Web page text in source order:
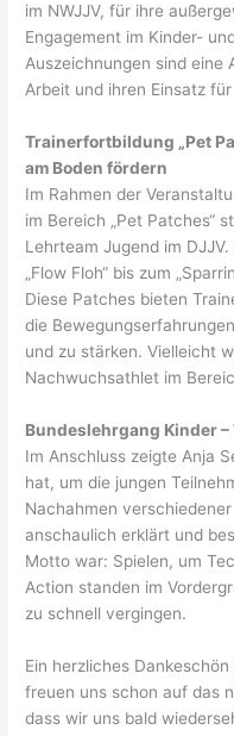
im NWJJV, für ihre
Engagement im Kinder-
Auszeichnungen sind eine
Arbeit und ihren Einsatz
Trainerfortbildung „Pet
am Boden fördern
Im Rahmen der
im Bereich „Pet Patches“
Lehrteam Jugend im
„Flow Floh“ bis zum
Diese Patches bieten
die
und zu stärken. Vielleicht
Nachwuchsathlet im
Bundeslehrgang Kinder
Im Anschluss zeigte Anja
hat, um die jungen
Nachahmen
anschaulich erklärt und
Motto war: Spielen, um
Action standen im
zu schnell vergingen.
Ein herzliches
freuen uns schon auf das
dass wir uns bald